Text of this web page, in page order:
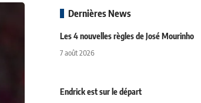
Dernières News
Les 4 nouvelles règles de José Mourinho
7 août 2026
Endrick est sur le départ